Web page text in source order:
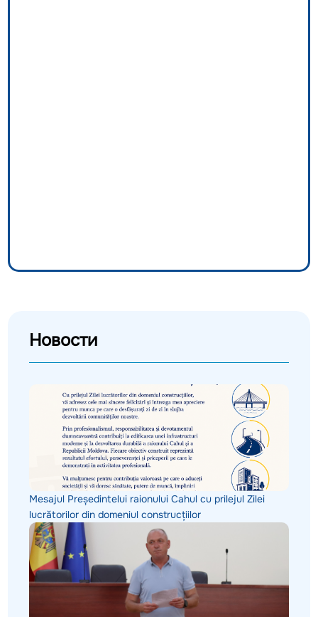
Новости
Mesajul Președintelui raionului Cahul cu prilejul Zilei
lucrătorilor din domeniul construcțiilor